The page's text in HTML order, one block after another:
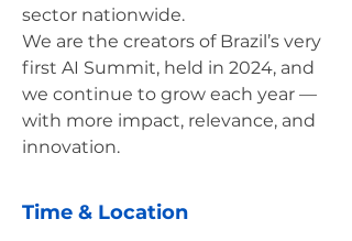
sector nationwide.
We are the creators of Brazil’s very
first AI Summit, held in 2024, and
we continue to grow each year —
with more impact, relevance, and
innovation.
Time & Location